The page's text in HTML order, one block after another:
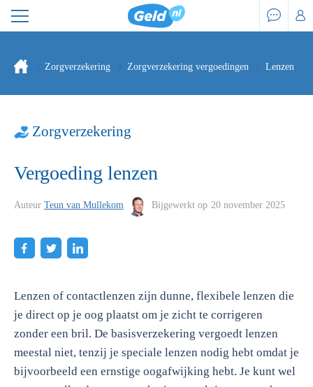
Zorgverzekering Zorgverzekering vergoedingen Lenzen
Zorgverzekering
Vergoeding lenzen
Auteur Teun van Mullekom Bijgewerkt op 20 november 2025
Lenzen of contactlenzen zijn dunne, flexibele lenzen die
je direct op je oog plaatst om je zicht te corrigeren
zonder een bril. De basisverzekering vergoedt lenzen
meestal niet, tenzij je speciale lenzen nodig hebt omdat je
bijvoorbeeld een ernstige oogafwijking hebt. Je kunt wel